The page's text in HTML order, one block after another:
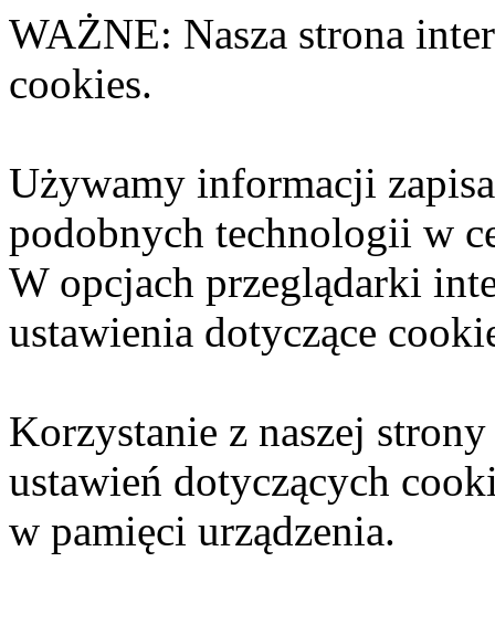
WAŻNE: Nasza strona
cookies.
Używamy informacji
podobnych technologii w
W opcjach przeglądarki
ustawienia dotyczące
Korzystanie z naszej
ustawień dotyczących
w pamięci urządzenia.